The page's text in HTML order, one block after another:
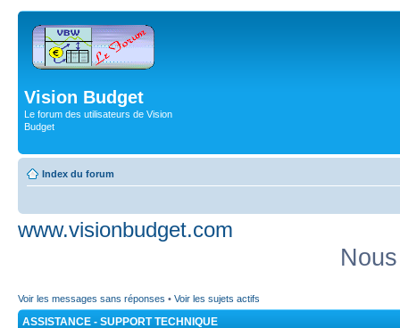
Vision Budget
Le forum des utilisateurs de Vision
Budget
Index du forum
www.visionbudget.com
Voir les messages sans réponses • Voir les sujets actifs
ASSISTANCE - SUPPORT TECHNIQUE